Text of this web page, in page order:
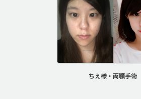
ちえ様・両顎手術